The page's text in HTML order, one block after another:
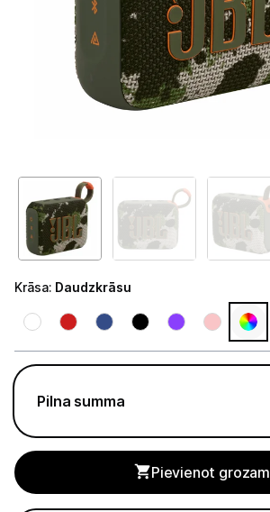
TV iekārtas
Spēļu konsoles
Akustiskās sistēmas
Austiņas
Skaļruņi
Bezvadu skaļruņi
Vinila plašu atskaņotāji
Studijas skaņas aprīkojums
Datortehnika
Krāsa: Daudzkrāsu
Pilna summa
Pievienot grozam